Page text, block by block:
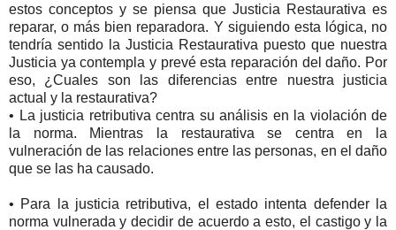
estos conceptos y se piensa que Justicia Restaurativa es
reparar, o más bien reparadora. Y siguiendo esta lógica, no
tendría sentido la Justicia Restaurativa puesto que nuestra
Justicia ya contempla y prevé esta reparación del daño. Por
eso, ¿Cuales son las diferencias entre nuestra justicia
actual y la restaurativa?
• La justicia retributiva centra su análisis en la violación de
la norma. Mientras la restaurativa se centra en la
vulneración de las relaciones entre las personas, en el daño
que se las ha causado.
• Para la justicia retributiva, el estado intenta defender la
norma vulnerada y decidir de acuerdo a esto, el castigo y la